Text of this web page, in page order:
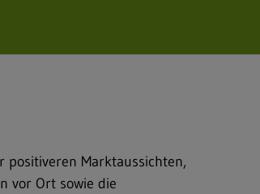
Marktaussichten,
vor Ort sowie die